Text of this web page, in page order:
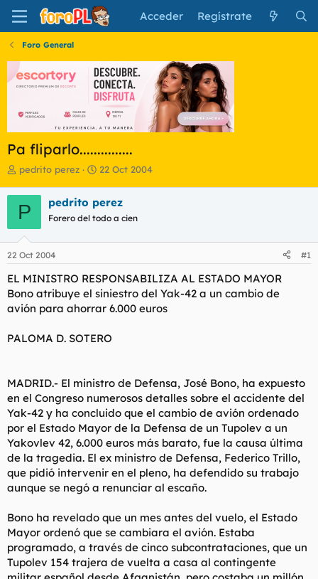
Acceder Regístrate
Foro General
Pa fliparlo...............
I
i
c
i
a
d
o
d
e
l
e
pedrito perez
F
h
a
e
i
c
i
22 Oct 2004
P pedrito perez
Forero del todo a cien
22 Oct 2004 #1
EL MINISTRO RESPONSABILIZA AL ESTADO MAYOR
Bono atribuye el siniestro del Yak-42 a un cambio de
avión para ahorrar 6.000 euros
PALOMA D. SOTERO
MADRID.- El ministro de Defensa, José Bono, ha expuesto
en el Congreso numerosos detalles sobre el accidente del
Yak-42 y ha concluido que el cambio de avión ordenado
por el Estado Mayor de la Defensa de un Tupolev a un
Yakovlev 42, 6.000 euros más barato, fue la causa última
de la tragedia. El ex ministro de Defensa, Federico Trillo,
que pidió intervenir en el pleno, ha defendido su trabajo
aunque se negó a renunciar al escaño.
Bono ha revelado que un mes antes del vuelo, el Estado
Mayor ordenó que se cambiara el avión. Estaba
programado, a través de cinco subcontrataciones, que un
Tupolev 154 trajera de vuelta a casa al contingente